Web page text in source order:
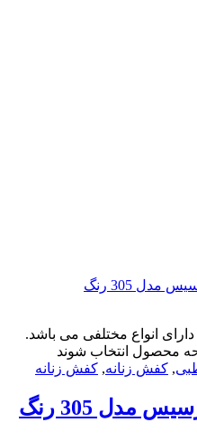
مختلفی می باشد.
انتخاب شوند
,کفش زنانه
کفش طبی زنانه پرسیس مدل 305 رنگ